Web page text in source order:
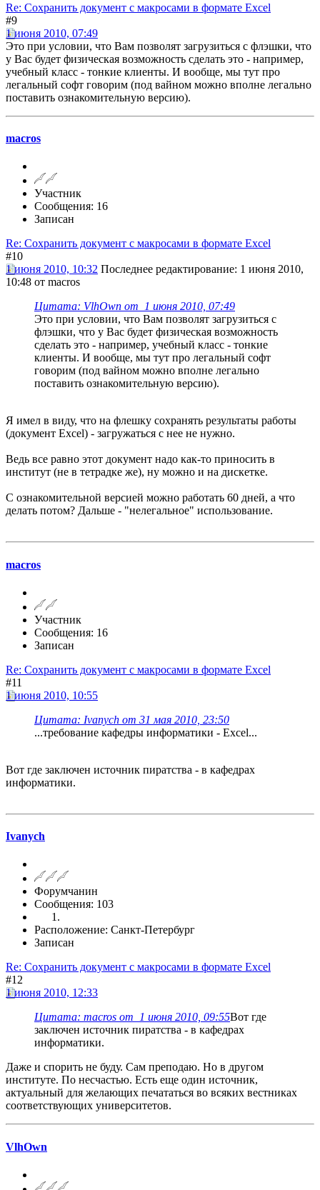
Re: Сохранить документ с макросами в формате Excel
#9
1 июня 2010, 07:49
Это при условии, что Вам позволят загрузиться с флэшки, что
у Вас будет физическая возможность сделать это - например,
учебный класс - тонкие клиенты. И вообще, мы тут про
легальный софт говорим (под вайном можно вполне легально
поставить ознакомительную версию).
macros
Участник
Сообщения: 16
Записан
Re: Сохранить документ с макросами в формате Excel
#10
1 июня 2010, 10:32 Последнее редактирование: 1 июня 2010,
10:48 от macros
Цитата: VlhOwn от 1 июня 2010, 07:49
Это при условии, что Вам позволят загрузиться с
флэшки, что у Вас будет физическая возможность
сделать это - например, учебный класс - тонкие
клиенты. И вообще, мы тут про легальный софт
говорим (под вайном можно вполне легально
поставить ознакомительную версию).
Я имел в виду, что на флешку сохранять результаты работы
(документ Excel) - загружаться с нее не нужно.
Ведь все равно этот документ надо как-то приносить в
институт (не в тетрадке же), ну можно и на дискетке.
С ознакомительной версией можно работать 60 дней, а что
делать потом? Дальше - "нелегальное" использование.
macros
Участник
Сообщения: 16
Записан
Re: Сохранить документ с макросами в формате Excel
#11
1 июня 2010, 10:55
Цитата: Ivanych от 31 мая 2010, 23:50
...требование кафедры информатики - Excel...
Вот где заключен источник пиратства - в кафедрах
информатики.
Ivanych
Форумчанин
Сообщения: 103
Расположение: Санкт-Петербург
Записан
Re: Сохранить документ с макросами в формате Excel
#12
1 июня 2010, 12:33
Цитата: macros от 1 июня 2010, 09:55Вот где
заключен источник пиратства - в кафедрах
информатики.
Даже и спорить не буду. Сам преподаю. Но в другом
институте. По несчастью. Есть еще один источник,
актуальный для желающих печататься во всяких вестниках
соответствующих университетов.
VlhOwn